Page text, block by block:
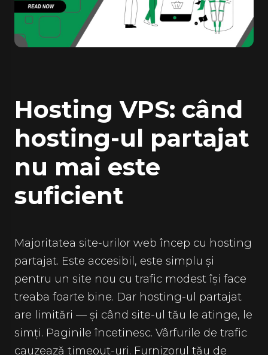
Hosting VPS: când
hosting-ul partajat
nu mai este
suficient
Majoritatea site-urilor web încep cu hosting
partajat. Este accesibil, este simplu și
pentru un site nou cu trafic modest își face
treaba foarte bine. Dar hosting-ul partajat
are limitări — și când site-ul tău le atinge, le
simți. Paginile încetinesc. Vârfurile de trafic
cauzează timeout-uri. Furnizorul tău de